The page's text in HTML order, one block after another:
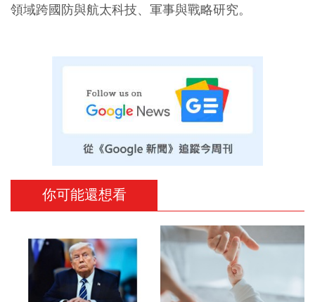
領域跨國防與航太科技、軍事與戰略研究。
你可能還想看